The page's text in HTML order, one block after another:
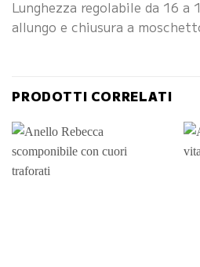
Lunghezza regolabile da 16 a
allungo e chiusura a
PRODOTTI CORRELATI